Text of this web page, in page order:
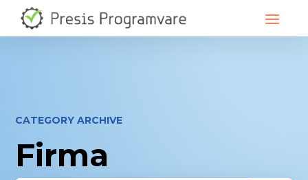
CATEGORY ARCHIVE
Firma